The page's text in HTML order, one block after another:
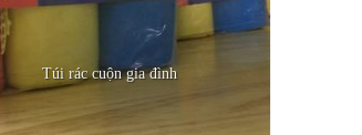
Túi rác cuộn gia đình